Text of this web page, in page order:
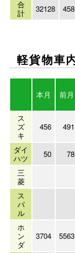
合
計
32128
軽貨物車
本月 前月
ス
ズ
キ
456 491
ダイ
ハツ
50 78
三
菱
ス
バ
ル
ホ
ン
ダ
3704 5563